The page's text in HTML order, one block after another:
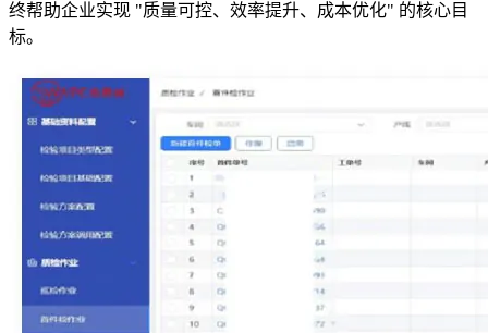
终帮助企业实现 "质量可控、效率提升、成本优化" 的核心目
标。